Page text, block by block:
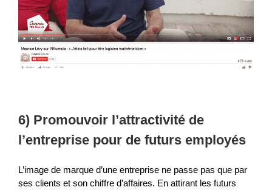
6) Promouvoir l’attractivité de
l’entreprise pour de futurs employés
L’image de marque d’une entreprise ne passe pas que par
ses clients et son chiffre d’affaires. En attirant les futurs